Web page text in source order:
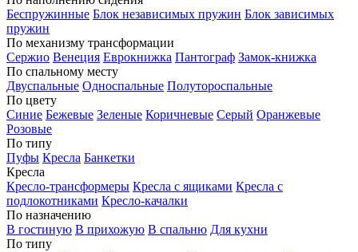
Беспружинные Блок независимых пружин Блок зависимых
пружин
По механизму трансформации
Сержио Венеция Еврокнижка Пантограф Замок-книжка
По спальному месту
Двуспальные Односпальные Полутороспальные
По цвету
Синие Бежевые Зеленые Коричневые Серый Оранжевые
Розовые
По типу
Пуфы Кресла Банкетки
Кресла
Кресло-трансформеры Кресла с ящиками Кресла с
подлокотниками Кресло-качалки
По назначению
В гостиную В прихожую В спальню Для кухни
По типу